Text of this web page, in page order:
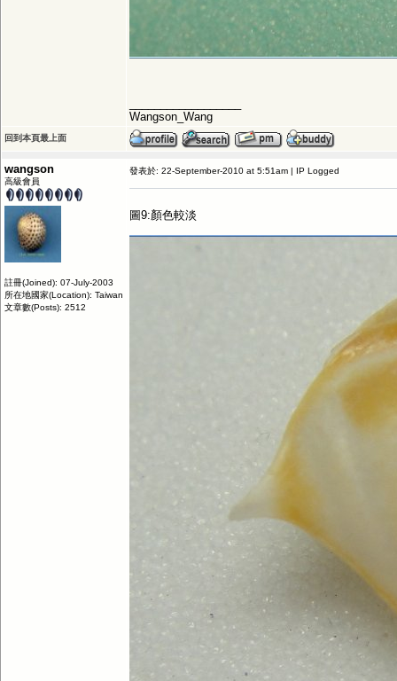
Wangson_Wang
回到本頁最上面
wangson
高級會員
註冊(Joined): 07-July-2003
所在地國家(Location): Taiwan
文章數(Posts): 2512
發表於: 22-September-2010 at 5:51am | IP Logged
圖9:顏色較淡